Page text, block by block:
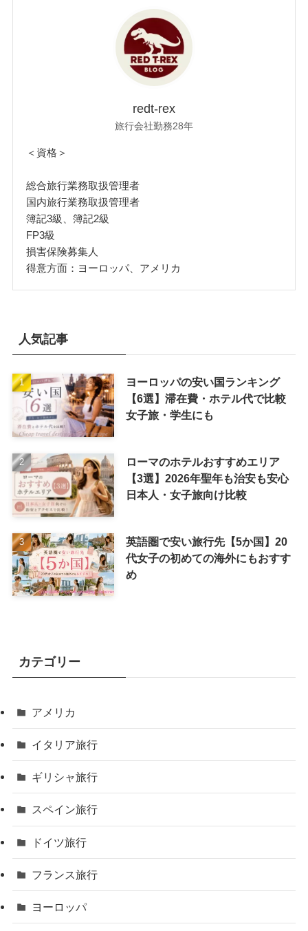
redt-rex
旅行会社勤務28年
＜資格＞
総合旅行業務取扱管理者
国内旅行業務取扱管理者
簿記3級、簿記2級
FP3級
損害保険募集人
得意方面：ヨーロッパ、アメリカ
人気記事
ヨーロッパの安い国ランキング
【6選】滞在費・ホテル代で比較
女子旅・学生にも
ローマのホテルおすすめエリア
【3選】2026年聖年も治安も安心
日本人・女子旅向け比較
英語圏で安い旅行先【5か国】20
代女子の初めての海外にもおすす
め
カテゴリー
アメリカ
イタリア旅行
ギリシャ旅行
スペイン旅行
ドイツ旅行
フランス旅行
ヨーロッパ